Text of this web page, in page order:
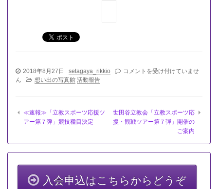
2018年8月27日 setagaya_rikkio
世
立
「夏
の
年
8
月
コメントを受け付けていませ
ん
想い出の写真館 活動報告
≪速報≫「立教スポーツ応援ツ
アー第７弾」競技種目決定
世田谷立教会「立教スポーツ応
援・観戦ツアー第７弾」開催の
ご案内
入会申込はこちらからどうぞ